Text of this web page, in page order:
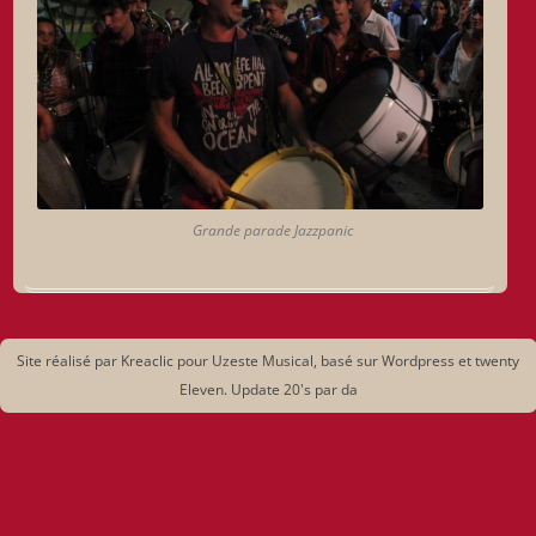
Grande parade Jazzpanic
Site réalisé par Kreaclic pour Uzeste Musical, basé sur Wordpress et twenty
Eleven. Update 20's par da